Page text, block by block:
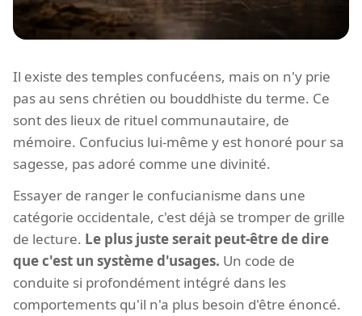
Il existe des temples confucéens, mais on n'y prie
pas au sens chrétien ou bouddhiste du terme. Ce
sont des lieux de rituel communautaire, de
mémoire. Confucius lui-même y est honoré pour sa
sagesse, pas adoré comme une divinité.
Essayer de ranger le confucianisme dans une
catégorie occidentale, c'est déjà se tromper de grille
de lecture. Le plus juste serait peut-être de dire
que c'est un système d'usages. Un code de
conduite si profondément intégré dans les
comportements qu'il n'a plus besoin d'être énoncé.